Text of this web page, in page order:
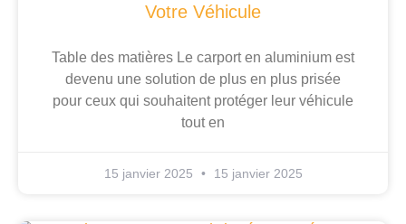
Votre Véhicule
Table des matières Le carport en aluminium est
devenu une solution de plus en plus prisée
pour ceux qui souhaitent protéger leur véhicule
tout en
15 janvier 2025 15 janvier 2025